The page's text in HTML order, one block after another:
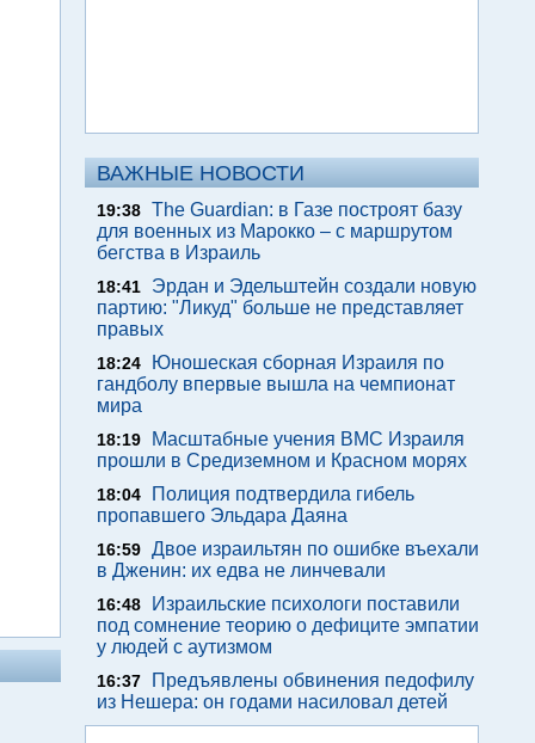
ВАЖНЫЕ НОВОСТИ
19:38 The Guardian: в Газе построят базу
для военных из Марокко – с маршрутом
бегства в Израиль
18:41
Эрдан и Эдельштейн создали новую
партию: "Ликуд" больше не представляет
правых
18:24
Юношеская сборная Израиля по
гандболу впервые вышла на чемпионат
мира
18:19
Масштабные учения ВМС Израиля
прошли в Средиземном и Красном морях
18:04
Полиция подтвердила гибель
пропавшего Эльдара Даяна
16:59 Двое израильтян по ошибке въехали
в Дженин: их едва не линчевали
16:48
Израильские психологи поставили
под сомнение теорию о дефиците эмпатии
у людей с аутизмом
16:37
Предъявлены обвинения педофилу
из Нешера: он годами насиловал детей